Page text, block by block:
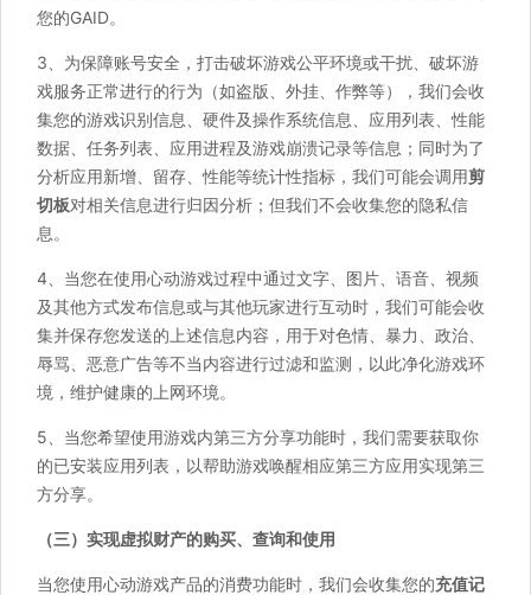
您的GAID。
3、为保障账号安全，打击破坏游戏公平环境或干扰、破坏游
戏服务正常进行的行为（如盗版、外挂、作弊等），我们会收
集您的游戏识别信息、硬件及操作系统信息、应用列表、性能
数据、任务列表、应用进程及游戏崩溃记录等信息；同时为了
分析应用新增、留存、性能等统计性指标，我们可能会调用剪
切板对相关信息进行归因分析；但我们不会收集您的隐私信
息。
4、当您在使用心动游戏过程中通过文字、图片、语音、视频
及其他方式发布信息或与其他玩家进行互动时，我们可能会收
集并保存您发送的上述信息内容，用于对色情、暴力、政治、
辱骂、恶意广告等不当内容进行过滤和监测，以此净化游戏环
境，维护健康的上网环境。
5、当您希望使用游戏内第三方分享功能时，我们需要获取你
的已安装应用列表，以帮助游戏唤醒相应第三方应用实现第三
方分享。
（三）实现虚拟财产的购买、查询和使用
当您使用心动游戏产品的消费功能时，我们会收集您的充值记